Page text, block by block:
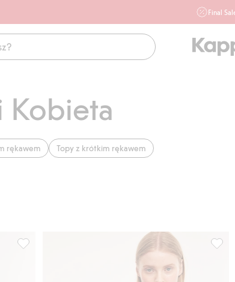
Final
ofertę, również z działu outlet
Newbie oraz na kappahl.com.
Kobieta
rękawem Topy z krótkim rękawem
Koszulka z trykotu bawełnianego, Dodaj do listy